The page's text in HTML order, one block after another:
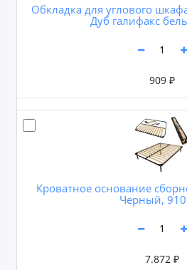
Обкладка для углового
Дуб галифакс
909 ₽
Кроватное основание
Черный,
7.872 ₽